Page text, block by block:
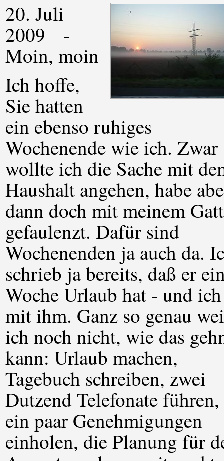
20. Juli
2009 -
Moin, moin
Ich hoffe,
Sie hatten
ein ebenso ruhiges
Wochenende wie ich. Zwar
wollte ich die Sache mit
Haushalt angehen, habe
dann doch mit meinem
gefaulenzt. Dafür sind
Wochenenden ja auch da.
schrieb ja bereits, daß er
Woche Urlaub hat - und ich
mit ihm. Ganz so genau
ich noch nicht, wie das
kann: Urlaub machen,
Tagebuch schreiben, zwei
Dutzend Telefonate führen,
ein paar Genehmigungen
einholen, die Planung für